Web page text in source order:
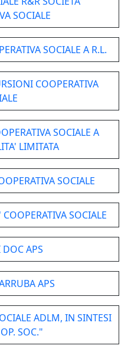
SOCIALE
SOCIALE A R.L.
COOPERATIVA
SOCIALE A
LIMITATA
SOCIALE
SOCIALE
APS
APS
ADLM, IN SINTESI
SOC."